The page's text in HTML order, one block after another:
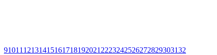
91011 12131415161718192021 2223242526272829303132